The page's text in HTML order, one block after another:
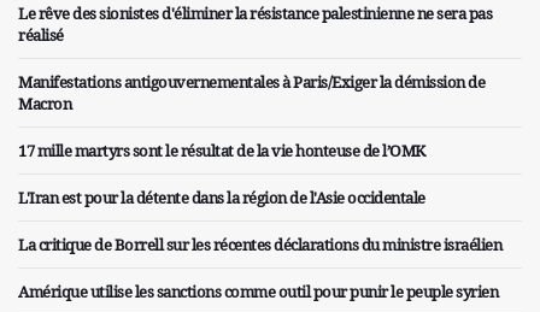
Le rêve des sionistes d'éliminer la résistance palestinienne ne sera pas
réalisé
Manifestations antigouvernementales à Paris/Exiger la démission de
Macron
17 mille martyrs sont le résultat de la vie honteuse de l’OMK
L'Iran est pour la détente dans la région de l'Asie occidentale
La critique de Borrell sur les récentes déclarations du ministre israélien
Amérique utilise les sanctions comme outil pour punir le peuple syrien